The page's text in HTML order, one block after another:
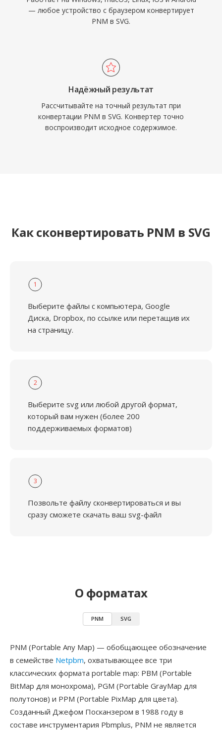
— любое устройство с браузером конвертирует
PNM в SVG.
Надёжный результат
Рассчитывайте на точный результат при
конвертации PNM в SVG. Конвертер точно
воспроизводит исходное содержимое.
Как сконвертировать PNM в SVG
1
Выберите файлы с компьютера, Google
Диска, Dropbox, по ссылке или перетащив их
на страницу.
2
Выберите svg или любой другой формат,
который вам нужен (более 200
поддерживаемых форматов)
3
Позвольте файлу сконвертироваться и вы
сразу сможете скачать ваш svg-файл
О форматах
PNM SVG
PNM (Portable Any Map) — обобщающее обозначение
в семействе Netpbm, охватывающее все три
классических формата portable map: PBM (Portable
BitMap для монохрома), PGM (Portable GrayMap для
полутонов) и PPM (Portable PixMap для цвета).
Созданный Джефом Посканзером в 1988 году в
составе инструментария Pbmplus, PNM не является